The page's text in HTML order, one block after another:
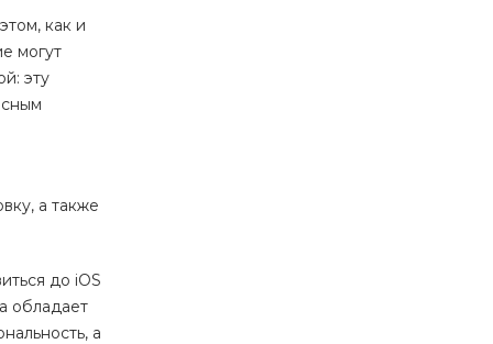
как и
могут
эту
а также
до iOS
обладает
а